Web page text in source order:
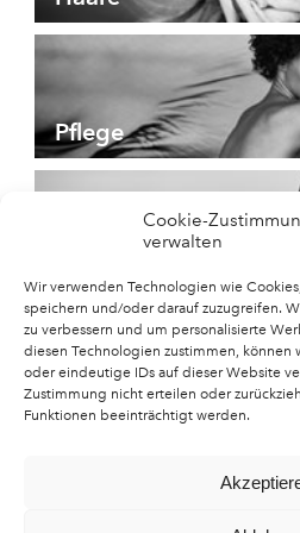
Cookie-
verwalten
Wir verwenden Technologien wie
speichern und/oder darauf zuzugreifen.
zu verbessern und um personalisierte
diesen Technologien zustimmen, können
oder eindeutige IDs auf dieser Website
Zustimmung nicht erteilen oder
Funktionen beeinträchtigt werden.
Pflege
Neuheiten